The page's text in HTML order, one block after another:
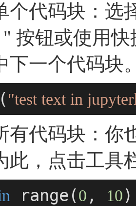
个代码块：选
按钮或使用快
下一个代码块
"test text in
有代码块：你
此，点击工具
range(0 , 10